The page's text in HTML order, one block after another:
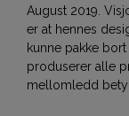
August 2019.
er at hennes
kunne pakke
produserer alle
mellomledd